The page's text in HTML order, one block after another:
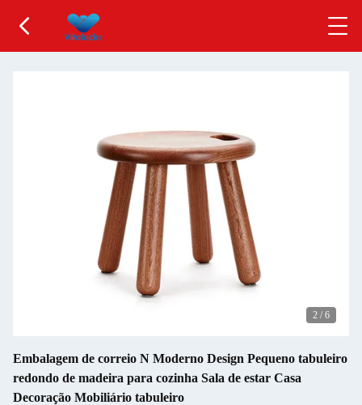
2 / 6
Embalagem de correio N Moderno Design Pequeno tabuleiro
redondo de madeira para cozinha Sala de estar Casa
Decoração Mobiliário tabuleiro